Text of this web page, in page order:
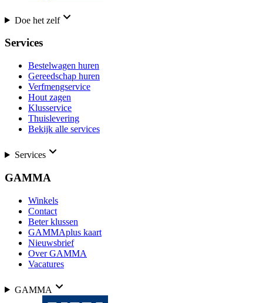
Doe het zelf
Services
Bestelwagen huren
Gereedschap huren
Verfmengservice
Hout zagen
Klusservice
Thuislevering
Bekijk alle services
Services
GAMMA
Winkels
Contact
Beter klussen
GAMMAplus kaart
Nieuwsbrief
Over GAMMA
Vacatures
GAMMA